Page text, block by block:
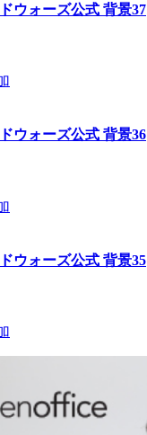
ウォーズ公式 背景37
ウォーズ公式 背景36
ウォーズ公式 背景35